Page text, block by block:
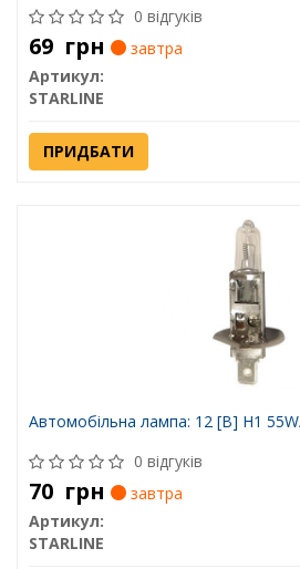
0 відгуків
69 грн
завтра
Артикул:
STARLINE
ПРИДБАТИ
Автомобiльна лампа: 12 [В] H1
0 відгуків
70 грн
завтра
Артикул:
STARLINE